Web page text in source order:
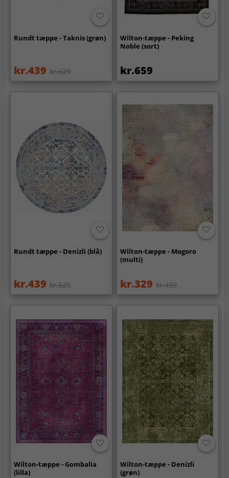
Rundt tæppe - Taknis (grøn)
kr.439 kr.629
Wilton-tæppe - Peking
Noble (sort)
kr.659
Rundt tæppe - Denizli (blå)
kr.439 kr.629
Wilton-tæppe - Mogoro
(multi)
kr.329 kr.439
Wilton-tæppe - Gombalia
(lilla)
Wilton-tæppe - Denizli
(grøn)